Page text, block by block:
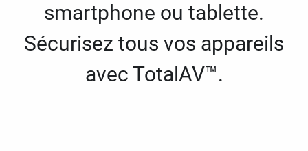
smartphone ou tablette.
Sécurisez tous vos appareils
avec TotalAV™.